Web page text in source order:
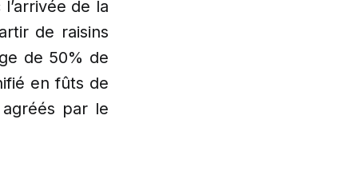
de la
de raisins
de 50% de
en fûts de
par le